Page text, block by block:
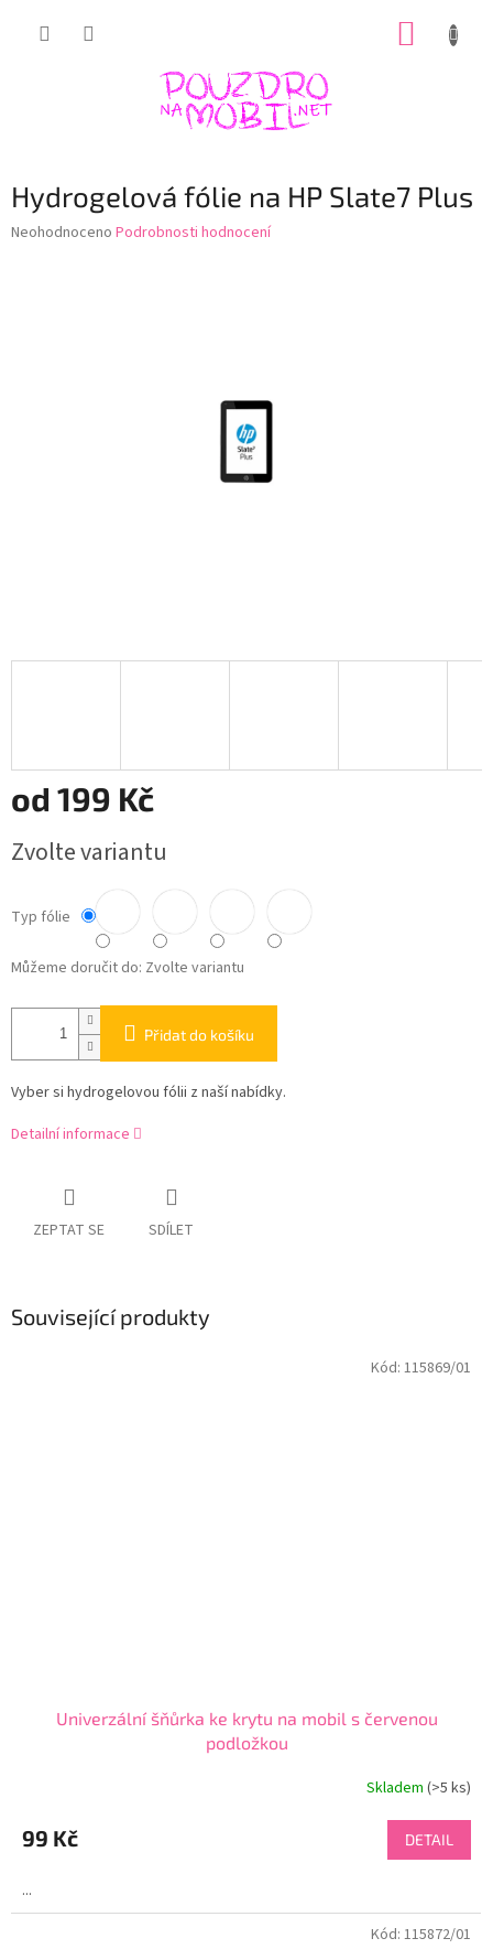
Hydrogelová fólie na HP Slate7 Plus
Průměrné
Neohodnoceno Podrobnosti hodnocení
od 199 Kč
cena:
Zvolte variantu
Typ fólie
Můžeme doručit do: Zvolte variantu
Přidat do košíku
Vyber si hydrogelovou fólii z naší nabídky.
Detailní informace
ZEPTAT SE SDÍLET
Související produkty
Univerzální šňůrka ke krytu na mobil s červenou
podložkou
produktu
je
z
5
Skladem(>5 ks)
99 Kč DETAIL
...
Kód: 115869/01
Kód: 115872/01